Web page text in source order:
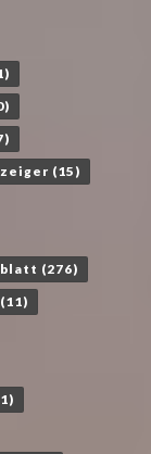
(15)
(276)
(11)